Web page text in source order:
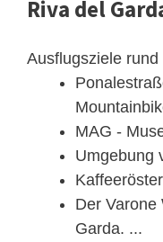
Riva del
Ausflugsziele
MAG -
Umgebung
Der Varone
Garda. ...